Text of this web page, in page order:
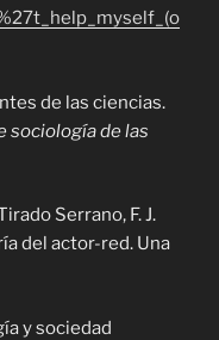
de las ciencias.
sociología de las
Serrano, F. J.
del actor-red. Una
y sociedad